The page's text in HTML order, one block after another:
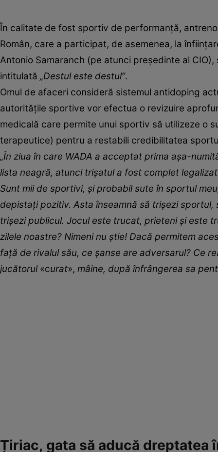
În calitate de fost sportiv de performanţă,
Român, care a participat, de asemenea, la
Antonio Samaranch (pe atunci preşedinte al
intitulată „Destul este destul”.
Omul de afaceri consideră sistemul antidoping
autorităţile sportive vor efectua o revizuire
medicală care permite unui sportiv să utilizeze o
terapeutice) pentru a restabili credibilitatea
„În ziua în care WADA a acceptat prima aşa-
lista neagră, atunci trişatul a fost complet
Sunt mii de sportivi, şi probabil sute în sportul
depistaţi pozitiv. Asta înseamnă să trişezi
trişezi publicul. Jocul este trucat, prieteni şi este
zilele noastre? Nimeni nu ştie! Dacă permitem
faţă de rivalul său, ce şanse are adversarul? Ce
jucătorul «curat», mâine, după înfrângerea sa
Țiriac, gata să aducă dreptatea